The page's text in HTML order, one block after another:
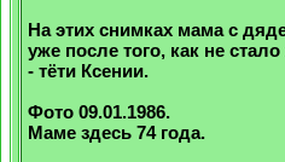
На этих снимках мама с
уже после того, как не
- тёти Ксении.
Фото 09.01.1986.
Маме здесь 74 года.